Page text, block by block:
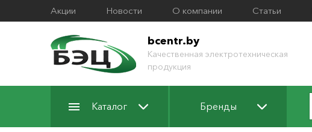
Акции Новости О компании Статьи
bcentr.by
Качественная электротехническая
продукция
Каталог Бренды